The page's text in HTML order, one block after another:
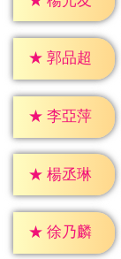
★ 郭品超
★ 李亞萍
★ 楊丞琳
★ 徐乃麟